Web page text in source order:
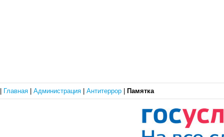
Главная Администрация Антитеррор Памятка